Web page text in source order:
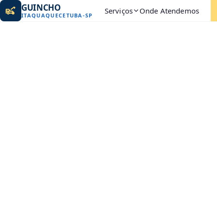
GUINCHO
ITAQUAQUECETUBA-SP Serviços Onde Atendemos